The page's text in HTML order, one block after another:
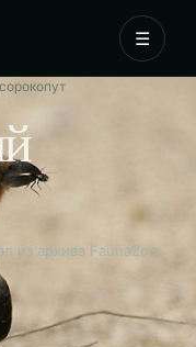
☰
из архива FaunaZoo